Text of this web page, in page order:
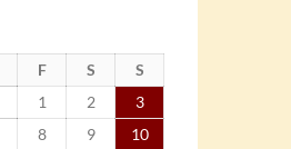
F S
S
1
2
3
8 9
10